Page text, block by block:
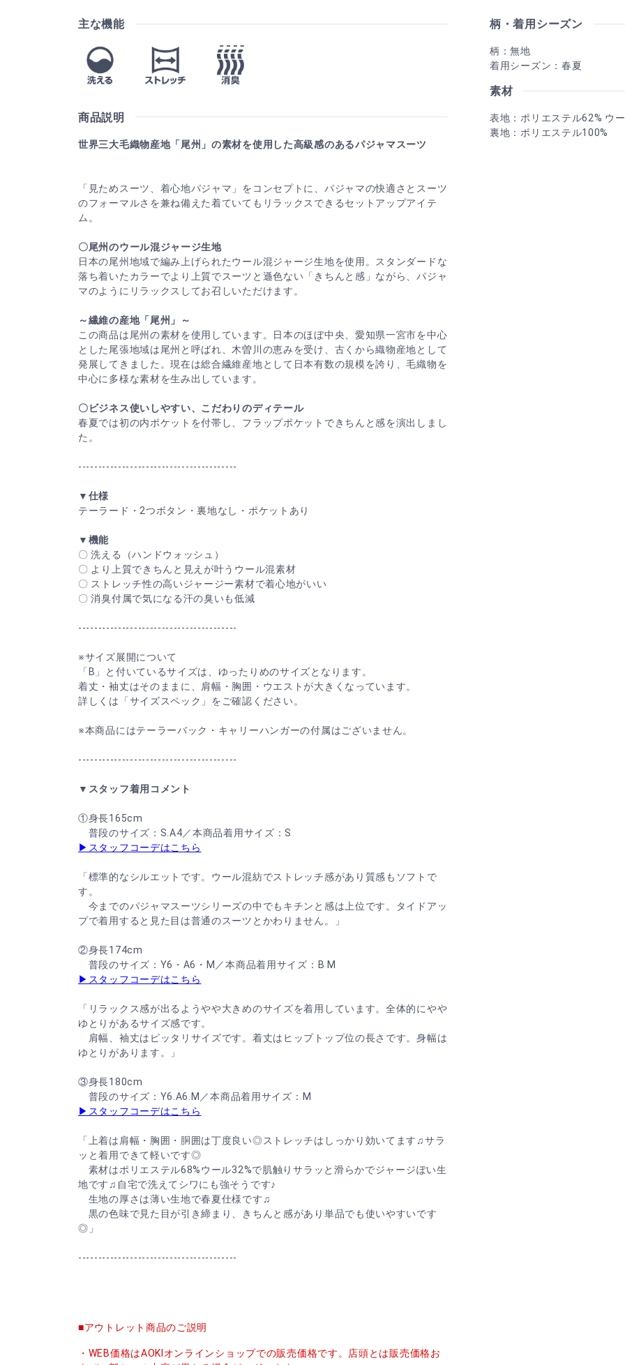
主な機能
商品説明
世界三大毛織物産地「尾州」の素材を使用した高級感のあるパジャマスーツ
「見ためスーツ、着心地パジャマ」をコンセプトに、パジャマの快適さとスーツ
のフォーマルさを兼ね備えた着ていてもリラックスできるセットアップアイテ
ム。
〇尾州のウール混ジャージ生地
日本の尾州地域で編み上げられたウール混ジャージ生地を使用。スタンダードな
落ち着いたカラーでより上質でスーツと遜色ない「きちんと感」ながら、パジャ
マのようにリラックスしてお召しいただけます。
～繊維の産地「尾州」～
この商品は尾州の素材を使用しています。日本のほぼ中央、愛知県一宮市を中心
とした尾張地域は尾州と呼ばれ、木曽川の恵みを受け、古くから織物産地として
発展してきました。現在は総合繊維産地として日本有数の規模を誇り、毛織物を
中心に多様な素材を生み出しています。
〇ビジネス使いしやすい、こだわりのディテール
春夏では初の内ポケットを付帯し、フラップポケットできちんと感を演出しまし
た。
----------------------------------------
▼仕様
テーラード・2つボタン・裏地なし・ポケットあり
▼機能
〇 洗える（ハンドウォッシュ）
〇 より上質できちんと見えが叶うウール混素材
〇 ストレッチ性の高いジャージー素材で着心地がいい
〇 消臭付属で気になる汗の臭いも低減
----------------------------------------
※サイズ展開について
「B」と付いているサイズは、ゆったりめのサイズとなります。
着丈・袖丈はそのままに、肩幅・胸囲・ウエストが大きくなっています。
詳しくは「サイズスペック」をご確認ください。
※本商品にはテーラーバック・キャリーハンガーの付属はございません。
----------------------------------------
▼スタッフ着用コメント
①身長165cm
普段のサイズ：S.A4／本商品着用サイズ：S
▶スタッフコーデはこちら
「標準的なシルエットです。ウール混紡でストレッチ感があり質感もソフトで
す。
今までのパジャマスーツシリーズの中でもキチンと感は上位です。タイドアッ
プで着用すると見た目は普通のスーツとかわりません。」
②身長174cm
普段のサイズ：Y6・A6・M／本商品着用サイズ：B M
▶スタッフコーデはこちら
「リラックス感が出るようやや大きめのサイズを着用しています。全体的にやや
ゆとりがあるサイズ感です。
肩幅、袖丈はピッタリサイズです。着丈はヒップトップ位の長さです。身幅は
ゆとりがあります。」
③身長180cm
普段のサイズ：Y6.A6.M／本商品着用サイズ：M
▶スタッフコーデはこちら
「上着は肩幅・胸囲・胴囲は丁度良い◎ストレッチはしっかり効いてます♫サラ
ッと着用できて軽いです◎
素材はポリエステル68%ウール32%で肌触りサラッと滑らかでジャージぽい生
地です♫自宅で洗えてシワにも強そうです♪
生地の厚さは薄い生地で春夏仕様です♫
黒の色味で見た目が引き締まり、きちんと感があり単品でも使いやすいです
◎」
----------------------------------------
■アウトレット商品のご説明
・WEB価格はAOKIオンラインショップでの販売価格です。店頭とは販売価格お
柄・着用シーズン
柄：無地
着用シーズン：春夏
素材
表地：ポリエステル62% ウ
裏地：ポリエステル100%